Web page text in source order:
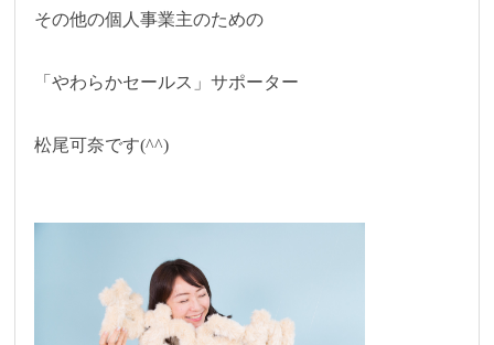
その他の個人事業主のための
「やわらかセールス」サポーター
松尾可奈です(^^)